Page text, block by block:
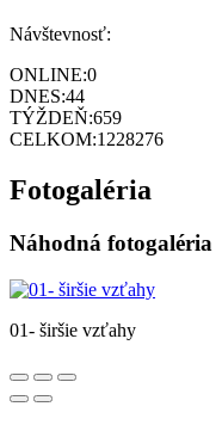
Návštevnosť:
ONLINE:0
DNES:44
TÝŽDEŇ:659
CELKOM:1228276
Fotogaléria
Náhodná fotogaléria
01- širšie vzťahy